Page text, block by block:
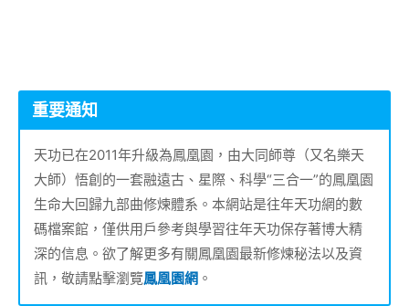
重要通知
天功已在2011年升級為鳳凰園，由大同師尊（又名樂天
大師）悟創的一套融遠古、星際、科學“三合一”的鳳凰園
生命大回歸九部曲修煉體系。本網站是往年天功網的數
碼檔案館，僅供用戶參考與學習往年天功保存著博大精
深的信息。欲了解更多有關鳳凰園最新修煉秘法以及資
訊，敬請點擊瀏覽鳳凰園網 。